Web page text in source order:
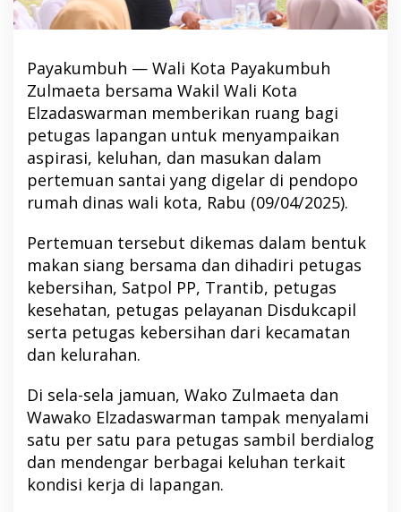
Payakumbuh — Wali Kota Payakumbuh
Zulmaeta bersama Wakil Wali Kota
Elzadaswarman memberikan ruang bagi
petugas lapangan untuk menyampaikan
aspirasi, keluhan, dan masukan dalam
pertemuan santai yang digelar di pendopo
rumah dinas wali kota, Rabu (09/04/2025).
Pertemuan tersebut dikemas dalam bentuk
makan siang bersama dan dihadiri petugas
kebersihan, Satpol PP, Trantib, petugas
kesehatan, petugas pelayanan Disdukcapil
serta petugas kebersihan dari kecamatan
dan kelurahan.
Di sela-sela jamuan, Wako Zulmaeta dan
Wawako Elzadaswarman tampak menyalami
satu per satu para petugas sambil berdialog
dan mendengar berbagai keluhan terkait
kondisi kerja di lapangan.